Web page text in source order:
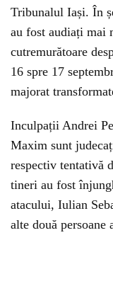
Tribunalul Iași. În
au fost audiați mai
cutremurătoare
16 spre 17
majorat
Inculpații Andrei
Maxim sunt
respectiv tentativă
tineri au fost
atacului, Iulian
alte două persoane